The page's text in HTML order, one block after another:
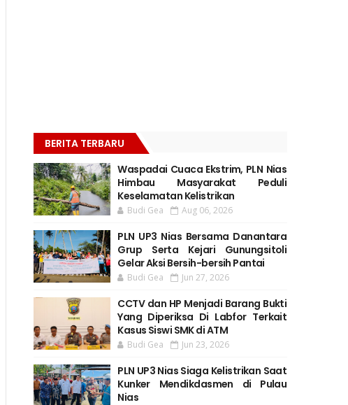
BERITA TERBARU
Waspadai Cuaca Ekstrim, PLN Nias
Himbau Masyarakat Peduli
Keselamatan Kelistrikan
Budi Gea Aug 06, 2026
PLN UP3 Nias Bersama Danantara
Grup Serta Kejari Gunungsitoli
Gelar Aksi Bersih-bersih Pantai
Budi Gea Jun 27, 2026
CCTV dan HP Menjadi Barang Bukti
Yang Diperiksa Di Labfor Terkait
Kasus Siswi SMK di ATM
Budi Gea Jun 23, 2026
PLN UP3 Nias Siaga Kelistrikan Saat
Kunker Mendikdasmen di Pulau
Nias